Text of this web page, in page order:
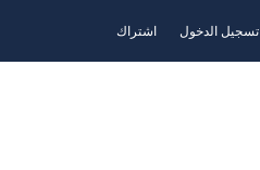
تسجيل الدخول اشتراك